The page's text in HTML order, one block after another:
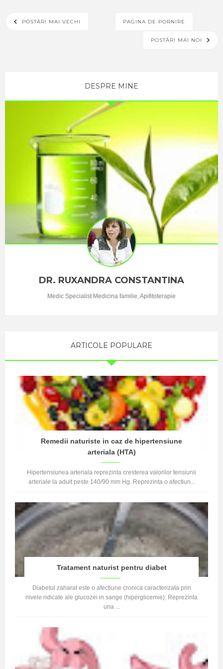
sa va ofere
imbolnavirii
sau aparitiei
unor forme
grave, cu
complicatii!
Sunt afectate
toate grupele
de varsta, dar
atentie mare
POSTĂRI MAI VECHI PAGINA DE PORNIRE
POSTĂRI MAI NOI
DESPRE MINE
DR. RUXANDRA CONSTANTINA
Medic Specialist Medicina familie, Apifitoterapie
ARTICOLE POPULARE
Remedii naturiste in caz de hipertensiune
arteriala (HTA)
Hipertensiunea arteriala reprezinta cresterea valorilor tensiunii
arteriale la adult peste 140/90 mm Hg. Reprezinta o afectiun...
Tratament naturist pentru diabet
Diabetul zaharat este o afectiune cronica caracterizata prin
nivele ridicate ale glucozei in sange (hiperglicemie). Reprezinta
una ...